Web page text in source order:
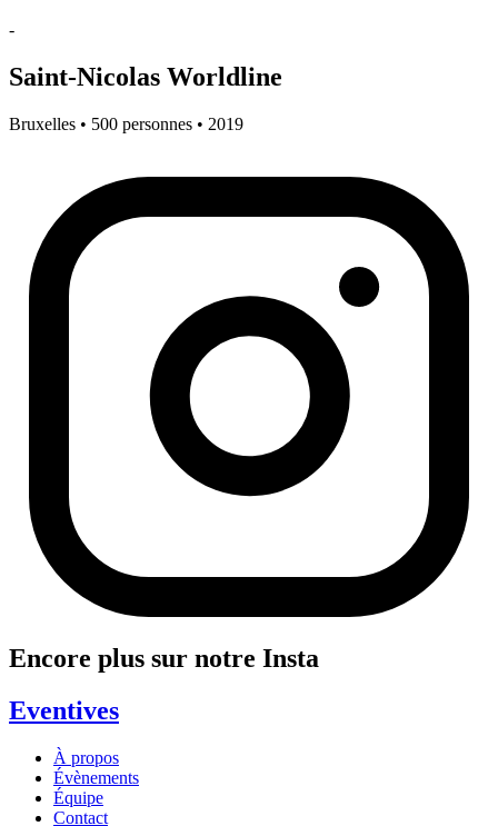
-
Saint-Nicolas Worldline
Bruxelles • 500 personnes • 2019
Encore plus sur notre Insta
Eventives
À propos
Évènements
Équipe
Contact